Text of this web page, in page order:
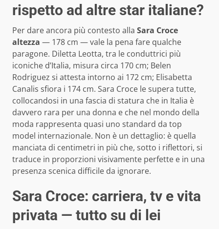
rispetto ad altre star italiane?
Per dare ancora più contesto alla Sara Croce
altezza — 178 cm — vale la pena fare qualche
paragone. Diletta Leotta, tra le conduttrici più
iconiche d’Italia, misura circa 170 cm; Belen
Rodriguez si attesta intorno ai 172 cm; Elisabetta
Canalis sfiora i 174 cm. Sara Croce le supera tutte,
collocandosi in una fascia di statura che in Italia è
davvero rara per una donna e che nel mondo della
moda rappresenta quasi uno standard da top
model internazionale. Non è un dettaglio: è quella
manciata di centimetri in più che, sotto i riflettori, si
traduce in proporzioni visivamente perfette e in una
presenza scenica difficile da ignorare.
Sara Croce: carriera, tv e vita
privata — tutto su di lei